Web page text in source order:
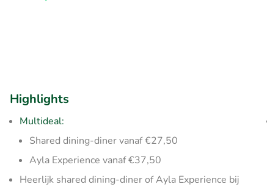
Highlights
Multideal:
Shared dining-diner vanaf €27,50
Ayla Experience vanaf €37,50
Heerlijk shared dining-diner of Ayla Experience bij